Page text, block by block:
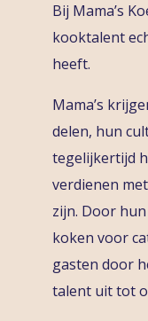
Bij Mama’s
kooktalent
heeft.
Mama’s
delen, hun
tegelijkertijd
verdienen
zijn. Door
koken voor
gasten door
talent uit tot